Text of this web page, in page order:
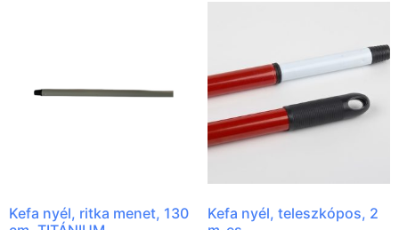
Kefa nyél, ritka menet, 130
Kefa nyél, teleszkópos, 2